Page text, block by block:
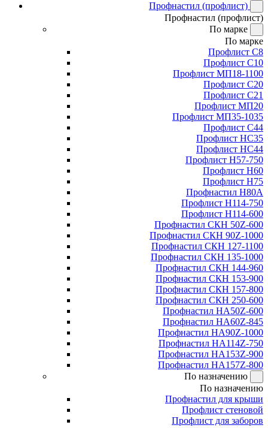
Профнастил (профлист)
Профнастил (профлист)
По марке
По марке
Профлист С8
Профлист С10
Профлист МП18-1100
Профлист С20
Профлист С21
Профлист МП20
Профлист МП35-1035
Профлист С44
Профлист НС35
Профлист НС44
Профлист Н57-750
Профлист Н60
Профлист Н75
Профнастил Н80А
Профлист Н114-750
Профлист Н114-600
Профнастил СКН 50Z-600
Профнастил СКН 90Z-1000
Профнастил СКН 127-1100
Профнастил СКН 135-1000
Профнастил СКН 144-960
Профнастил СКН 153-900
Профнастил СКН 157-800
Профнастил СКН 250-600
Профнастил НА50Z-600
Профнастил НА60Z-845
Профнастил НА90Z-1000
Профнастил НА114Z-750
Профнастил НА153Z-900
Профнастил НА157Z-800
По назначению
По назначению
Профнастил для крыши
Профлист стеновой
Профлист для заборов